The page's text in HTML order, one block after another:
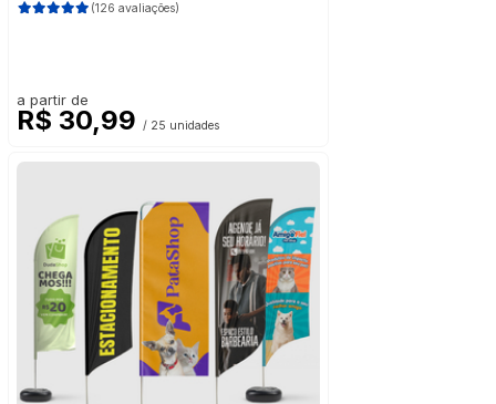
(126 avaliações)
a partir de
R$ 30,99 / 25 unidades